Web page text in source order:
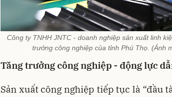
Công ty TNHH JNTC - doanh nghiệp sản xuất linh
trưởng công nghiệp của tỉnh Phú Thọ. (Ảnh
Tăng trưởng công nghiệp - động lực
Sản xuất công nghiệp tiếp tục là “đầu